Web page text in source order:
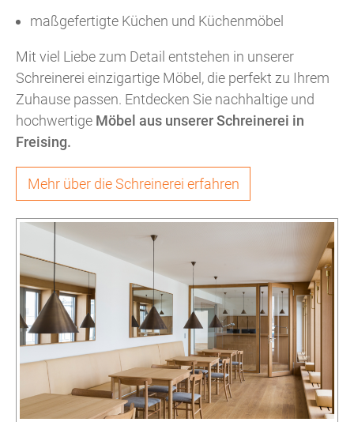
maßgefertigte Küchen und Küchenmöbel
Mit viel Liebe zum Detail entstehen in unserer
Schreinerei einzigartige Möbel, die perfekt zu Ihrem
Zuhause passen. Entdecken Sie nachhaltige und
hochwertige Möbel aus unserer Schreinerei in
Freising.
Mehr über die Schreinerei erfahren